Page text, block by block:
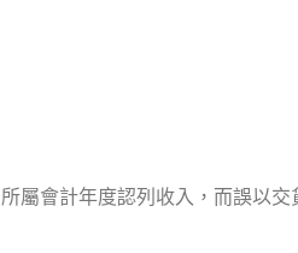
屬會計年度認列收入，而誤以交